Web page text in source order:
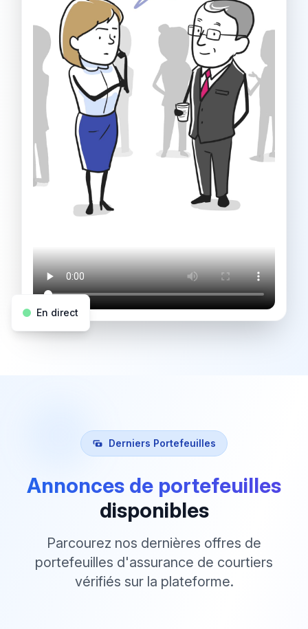
En direct
Derniers Portefeuilles
Annonces de portefeuilles
disponibles
Parcourez nos dernières offres de
portefeuilles d'assurance de courtiers
vérifiés sur la plateforme.